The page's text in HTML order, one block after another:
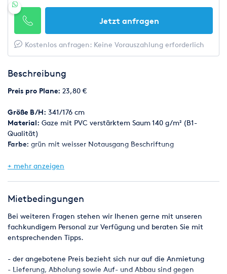
Jetzt anfragen
Kostenlos anfragen: Keine Vorauszahlung erforderlich
Beschreibung
Preis pro Plane: 23,80 €
Größe B/H: 341/176 cm
Material: Gaze mit PVC verstärktem Saum 140 g/m² (B1-
Qualität)
Farbe: grün mit weisser Notausgang Beschriftung
Ringösen alle 50 cm - Befestigungsmaterial und andere
+ mehr anzeigen
Mietbedingungen
Bei weiteren Fragen stehen wir Ihenen gerne mit unseren
fachkundigem Personal zur Verfügung und beraten Sie mit
entsprechenden Tipps.
- der angebotene Preis bezieht sich nur auf die Anmietung
- Lieferung, Abholung sowie Auf- und Abbau sind gegen